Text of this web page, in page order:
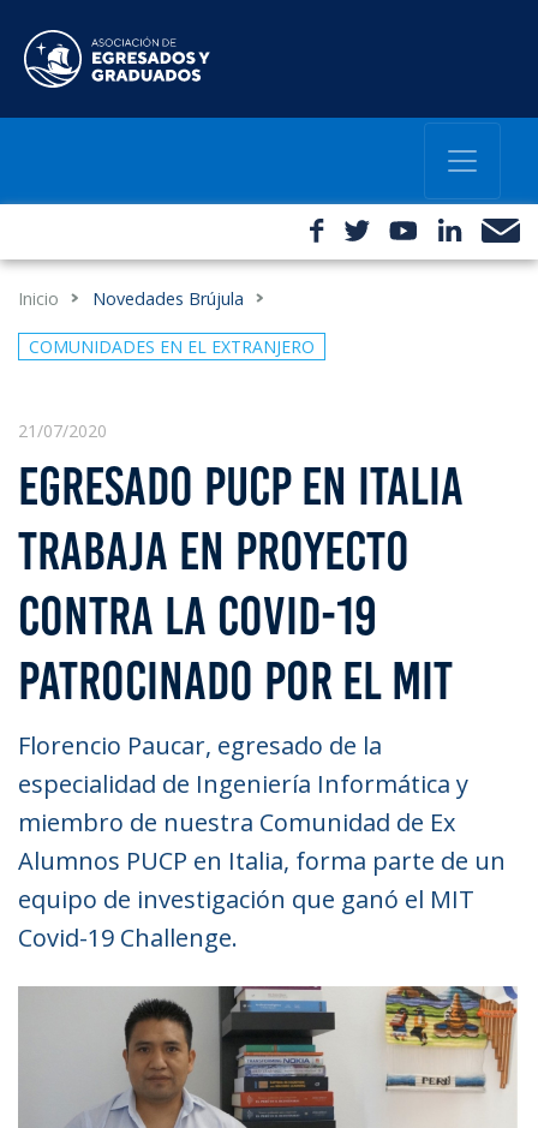
Inicio Novedades Brújula
COMUNIDADES EN EL EXTRANJERO
21/07/2020
EGRESADO PUCP EN ITALIA
TRABAJA EN PROYECTO
CONTRA LA COVID-19
PATROCINADO POR EL MIT
Florencio Paucar, egresado de la
especialidad de Ingeniería Informática y
miembro de nuestra Comunidad de Ex
Alumnos PUCP en Italia, forma parte de un
equipo de investigación que ganó el MIT
Covid-19 Challenge.